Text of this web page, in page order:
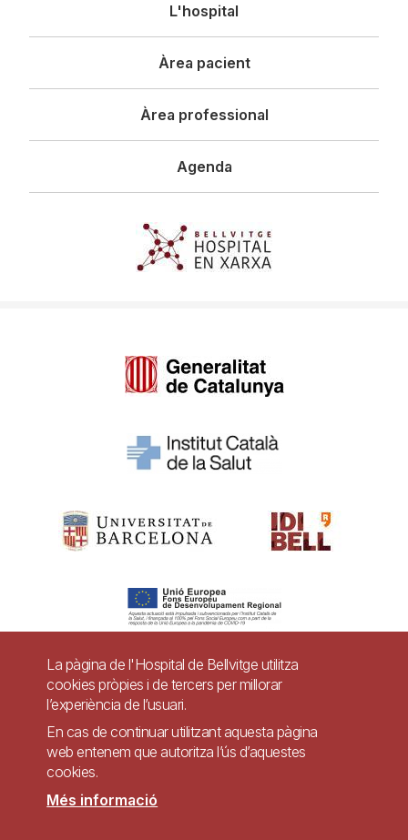
principal
L'hospital
Àrea pacient
Àrea professional
Agenda
Pie
página
Contacte
Accessibilitat Avís legal Ajuda
La pàgina de l'Hospital de Bellvitge utilitza
cookies pròpies i de tercers per millorar
l’experiència de l’usuari.
En cas de continuar utilitzant aquesta pàgina
web entenem que autoritza l’ús d’aquestes
cookies.
Més informació